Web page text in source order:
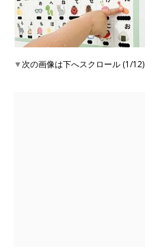
▼次の画像は下へスクロール (1/12)